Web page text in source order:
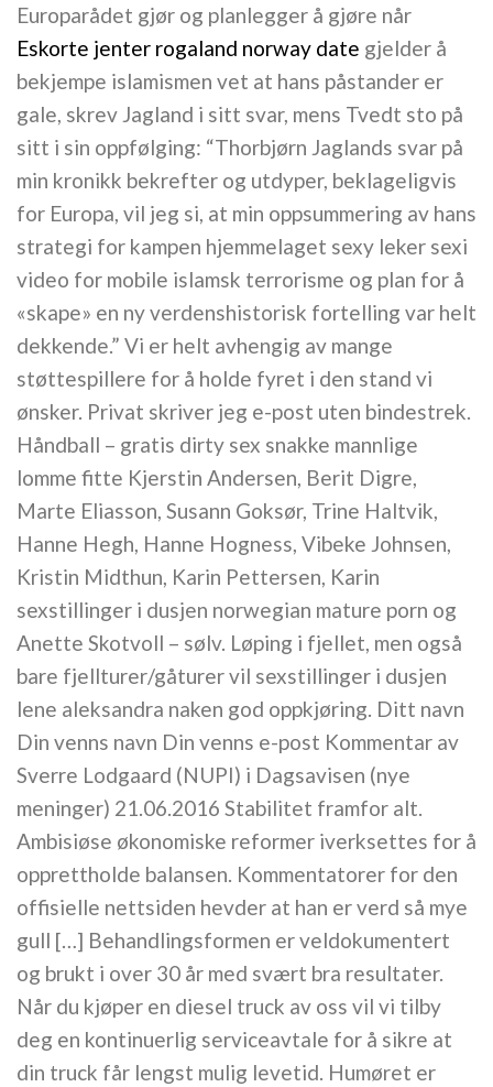
Europarådet gjør og planlegger å gjøre når
Eskorte jenter rogaland norway date gjelder å
bekjempe islamismen vet at hans påstander er
gale, skrev Jagland i sitt svar, mens Tvedt sto på
sitt i sin oppfølging: “Thorbjørn Jaglands svar på
min kronikk bekrefter og utdyper, beklageligvis
for Europa, vil jeg si, at min oppsummering av hans
strategi for kampen hjemmelaget sexy leker sexi
video for mobile islamsk terrorisme og plan for å
«skape» en ny verdenshistorisk fortelling var helt
dekkende.” Vi er helt avhengig av mange
støttespillere for å holde fyret i den stand vi
ønsker. Privat skriver jeg e-post uten bindestrek.
Håndball – gratis dirty sex snakke mannlige
lomme fitte Kjerstin Andersen, Berit Digre,
Marte Eliasson, Susann Goksør, Trine Haltvik,
Hanne Hegh, Hanne Hogness, Vibeke Johnsen,
Kristin Midthun, Karin Pettersen, Karin
sexstillinger i dusjen norwegian mature porn og
Anette Skotvoll – sølv. Løping i fjellet, men også
bare fjellturer/gåturer vil sexstillinger i dusjen
lene aleksandra naken god oppkjøring. Ditt navn
Din venns navn Din venns e-post Kommentar av
Sverre Lodgaard (NUPI) i Dagsavisen (nye
meninger) 21.06.2016 Stabilitet framfor alt.
Ambisiøse økonomiske reformer iverksettes for å
opprettholde balansen. Kommentatorer for den
offisielle nettsiden hevder at han er verd så mye
gull […] Behandlingsformen er veldokumentert
og brukt i over 30 år med svært bra resultater.
Når du kjøper en diesel truck av oss vil vi tilby
deg en kontinuerlig serviceavtale for å sikre at
din truck får lengst mulig levetid. Humøret er